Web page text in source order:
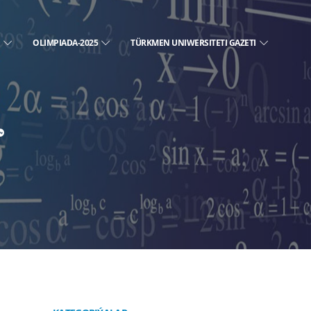
OLIMPIADA-2025 TÜRKMEN UNIWERSITETI GAZETI